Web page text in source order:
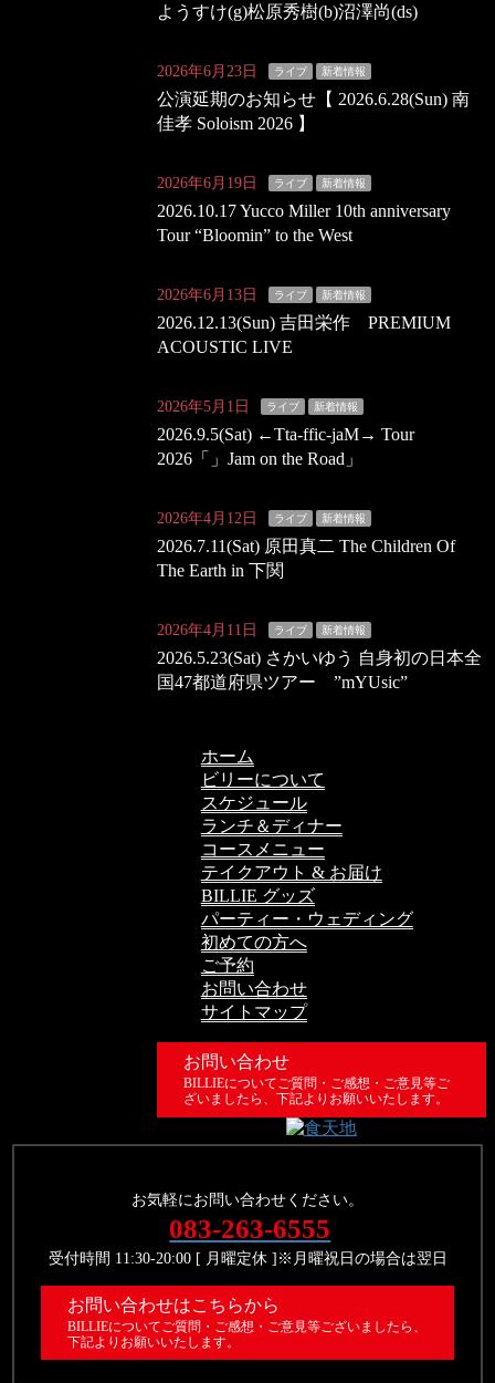
ようすけ(g)松原秀樹(b)沼澤尚(ds)
2026年6月23日 ライブ 新着情報
公演延期のお知らせ【 2026.6.28(Sun) 南
佳孝 Soloism 2026 】
2026年6月19日 ライブ 新着情報
2026.10.17 Yucco Miller 10th anniversary
Tour “Bloomin” to the West
2026年6月13日 ライブ 新着情報
2026.12.13(Sun) 吉田栄作 PREMIUM
ACOUSTIC LIVE
2026年5月1日 ライブ 新着情報
2026.9.5(Sat) ←Tta-ffic-jaM→ Tour
2026「」Jam on the Road」
2026年4月12日 ライブ 新着情報
2026.7.11(Sat) 原田真二 The Children Of
The Earth in 下関
2026年4月11日 ライブ 新着情報
2026.5.23(Sat) さかいゆう 自身初の日本全
国47都道府県ツアー ”mYUsic”
ホーム
ビリーについて
スケジュール
ランチ＆ディナー
コースメニュー
テイクアウト & お届け
BILLIE グッズ
パーティー・ウェディング
初めての方へ
ご予約
お問い合わせ
サイトマップ
お問い合わせ
BILLIEについてご質問・ご感想・ご意見等ご
ざいましたら、下記よりお願いいたします。
お気軽にお問い合わせください。
083-263-6555
受付時間 11:30-20:00 [ 月曜定休 ]※月曜祝日の場合は翌日
お問い合わせはこちらから
BILLIEについてご質問・ご感想・ご意見等ございましたら、
下記よりお願いいたします。